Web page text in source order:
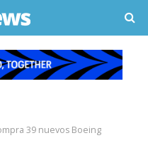
39 nuevos Boeing